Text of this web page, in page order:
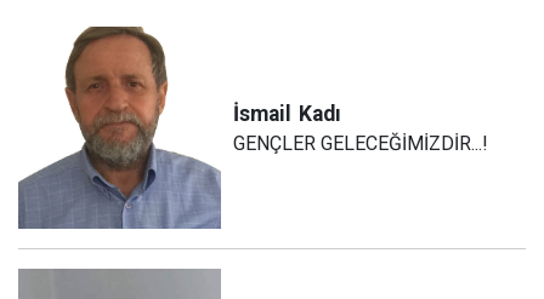
İsmail Kadı
GENÇLER GELECEĞİMİZDİR...!